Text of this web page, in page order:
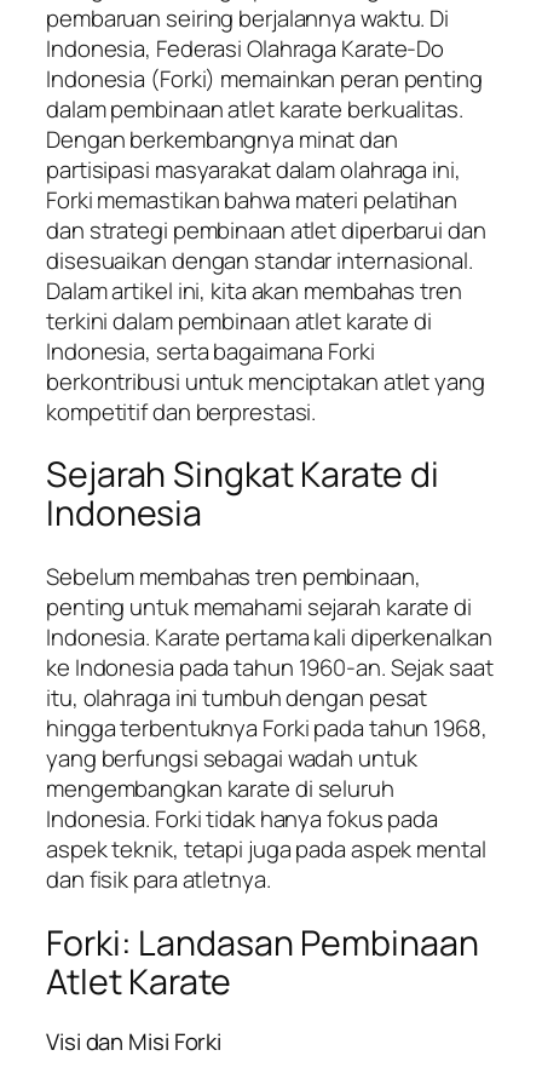
pembaruan seiring berjalannya waktu. Di
Indonesia, Federasi Olahraga Karate-Do
Indonesia (Forki) memainkan peran penting
dalam pembinaan atlet karate berkualitas.
Dengan berkembangnya minat dan
partisipasi masyarakat dalam olahraga ini,
Forki memastikan bahwa materi pelatihan
dan strategi pembinaan atlet diperbarui dan
disesuaikan dengan standar internasional.
Dalam artikel ini, kita akan membahas tren
terkini dalam pembinaan atlet karate di
Indonesia, serta bagaimana Forki
berkontribusi untuk menciptakan atlet yang
kompetitif dan berprestasi.
Sejarah Singkat Karate di
Indonesia
Sebelum membahas tren pembinaan,
penting untuk memahami sejarah karate di
Indonesia. Karate pertama kali diperkenalkan
ke Indonesia pada tahun 1960-an. Sejak saat
itu, olahraga ini tumbuh dengan pesat
hingga terbentuknya Forki pada tahun 1968,
yang berfungsi sebagai wadah untuk
mengembangkan karate di seluruh
Indonesia. Forki tidak hanya fokus pada
aspek teknik, tetapi juga pada aspek mental
dan fisik para atletnya.
Forki: Landasan Pembinaan
Atlet Karate
Visi dan Misi Forki